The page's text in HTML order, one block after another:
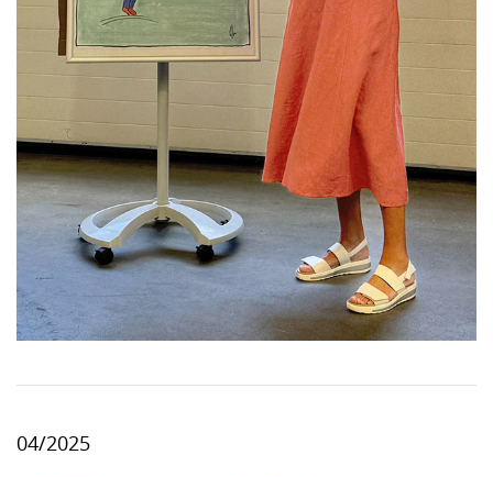
04/2025